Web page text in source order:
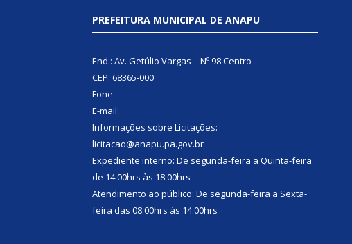
PREFEITURA MUNICIPAL DE ANAPU
End.: Av. Getúlio Vargas – Nº 98 Centro
CEP: 68365-000
Fone:
E-mail:
Informações sobre Licitações:
licitacao@anapu.pa.gov.br
Expediente interno: De segunda-feira a Quinta-feira
de 14:00hrs às 18:00hrs
Atendimento ao público: De segunda-feira a Sexta-
feira das 08:00hrs às 14:00hrs